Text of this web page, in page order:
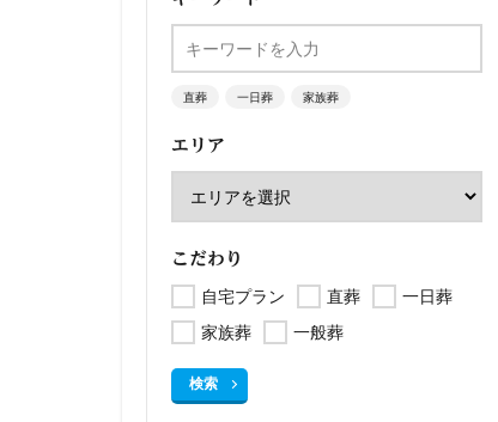
直葬 一日葬 家族葬
エリア
こだわり
自宅プラン 直葬
一日葬
家族葬
一般葬
検索